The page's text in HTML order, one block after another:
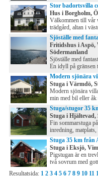
Stor badortsvilla
Hus i Borgholm,
Välkommen till vår
trädgård, altan i
Sjöställe med
Fritidshus i Aspö,
Södermanland
Sjöställe med
En idyll på gränsen
Modern sjönära
Stuga i Värmdö,
Modern sjönära
min med bil eller åk
Stuga/stugor 35
Stuga i Hjältevad,
Fin sommarstuga
inredning,
Stuga 35 km från
Stuga i Eksjö,
Pigstugan är en
två sovrum med
Resultatsida: 1 2 3 4 5 6 7 8 9 10 11